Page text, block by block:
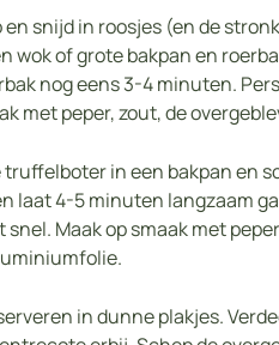
snijd in roosjes (en de
wok of grote bakpan en
nog eens 3-4 minuten.
met peper, zout, de
in een bakpan en
laat 4-5 minuten langzaam
snel. Maak op smaak met
in dunne plakjes.